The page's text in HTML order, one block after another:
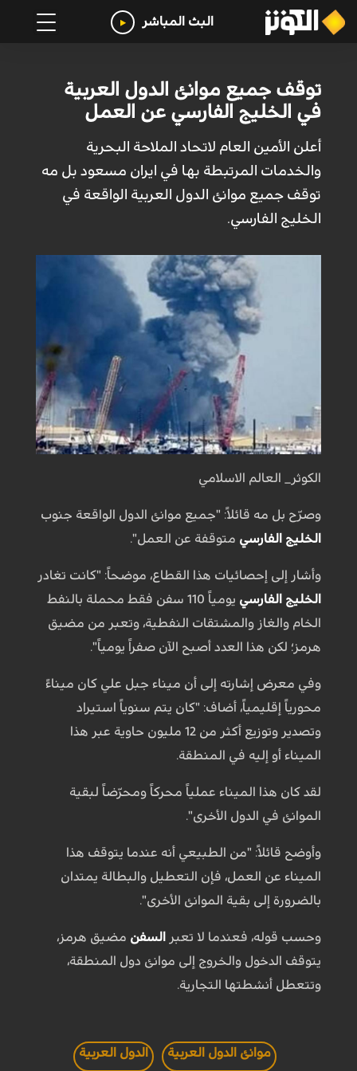
البث المباشر
توقف جميع موانئ الدول العربية
في الخليج الفارسي عن العمل
أعلن الأمين العام لاتحاد الملاحة البحرية
والخدمات المرتبطة بها في ايران مسعود بل مه
توقف جميع موانئ الدول العربية الواقعة في
الخليج الفارسي.
الكوثر_ العالم الاسلامي
وصرّح بل مه قائلاً: "جميع موانئ الدول الواقعة جنوب
الخليج الفارسي متوقفة عن العمل".
وأشار إلى إحصائيات هذا القطاع، موضحاً: "كانت تغادر
الخليج الفارسي
يومياً 110 سفن فقط محملة بالنفط
الخام والغاز والمشتقات النفطية، وتعبر من مضيق
هرمز؛ لكن هذا العدد أصبح الآن صفراً يومياً".
وفي معرض إشارته إلى أن ميناء جبل علي كان ميناءً
محورياً إقليمياً، أضاف: "كان يتم سنوياً استيراد
وتصدير وتوزيع أكثر من 12 مليون حاوية عبر هذا
الميناء أو إليه في المنطقة.
لقد كان هذا الميناء عملياً محركاً ومحرّضاً لبقية
الموانئ في الدول الأخرى".
وأوضح قائلاً: "من الطبيعي أنه عندما يتوقف هذا
الميناء عن العمل، فإن التعطيل والبطالة يمتدان
بالضرورة إلى بقية الموانئ الأخرى".
وحسب قوله، فعندما لا تعبر السفن مضيق هرمز،
يتوقف الدخول والخروج إلى موانئ دول المنطقة،
وتتعطل أنشطتها التجارية.
موانئ الدول العربية الدول العربية